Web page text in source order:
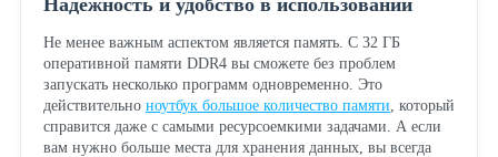
Не менее важным аспектом является память. С 32 ГБ
оперативной памяти DDR4 вы сможете без проблем
запускать несколько программ одновременно. Это
действительно ноутбук большое количество памяти , который
справится даже с самыми ресурсоемкими задачами. А если
вам нужно больше места для хранения данных, вы всегда